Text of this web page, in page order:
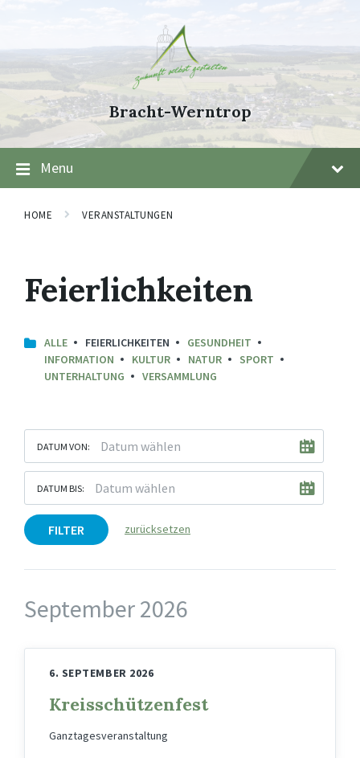
navigation
Bracht-Werntrop
Menu
HOME VERANSTALTUNGEN
Feierlichkeiten
ALLE FEIERLICHKEITEN
GESUNDHEIT
INFORMATION
KULTUR NATUR
SPORT
UNTERHALTUNG
VERSAMMLUNG
DATUM VON:
DATUM BIS:
FILTER zurücksetzen
September 2026
6. SEPTEMBER 2026
Kreisschützenfest
Ganztagesveranstaltung